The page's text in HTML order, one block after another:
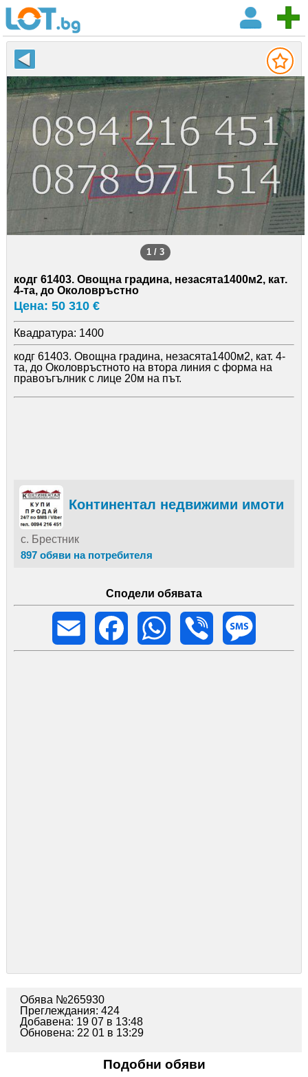
1 / 3
кодг 61403. Овощна градина, незасята1400м2, кат.
4-та, до Околовръстно
Цена: 50 310 €
Квадратура: 1400
кодг 61403. Овощна градина, незасята1400м2, кат. 4-
та, до Околовръстното на втора линия с форма на
правоъгълник с лице 20м на път.
Континентал недвижими имоти
с. Брестник
897 обяви на потребителя
Сподели обявата
Email
Facebook WhatsApp Viber
Обява №265930
Преглеждания: 424
Добавена: 19 07 в 13:48
Обновена: 22 01 в 13:29
Подобни обяви